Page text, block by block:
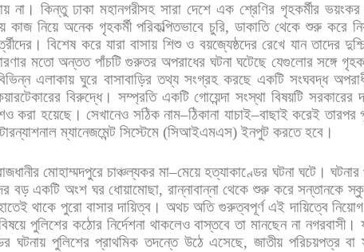
না। কিন্তু ঢাকা মহানগরীসহ সারা দেশে এক শ্রেণির গৃহকর্মীর ভয়ংকর
কাজ নিয়ে অনেক গৃহকর্মী পরিকল্পিতভাবে চুরি,ডাকাতি থেকে শুরু করে
বিশেষ করে যারা বাসায় শিশু ও বয়জ্যেষ্ঠদের রেখে যান তাদের
মতো অন্তত পাঁচটি গুরুতর অপরাধের ঘটনা ঘটেছে যেগুলোর সঙ্গে
এলাকায় ঘুরে বাসাবাড়ির তথ্য সংগ্রহ করছে একটি সংঘবদ্ধ
বিরুদ্ধে। সম্প্রতি একটি গোয়েন্দা সংস্থা বিষয়টি সরকারের
করা হয়েছে। সেখানেও সঠিক নাম–ঠিকানা যাচাই–বাছাই করেই তারপর
ম্যানেজমেন্ট সিস্টেমে (সিআইএমএস)ইনপুট করতে হবে।
মোহাম্মদপুরে চাঞ্চল্যকর মা–মেয়ে হত্যাকাণ্ডের ঘটনা ঘটে। ঘটনার
বড় একটি অংশ ঘর ধোয়ামোছা, রান্নাবান্না থেকে শুরু করে সন্তানকে
থাকে পুরো বাসার দায়িত্ব। অথচ অতি গুরুত্বপূর্ণ এই দায়িত্বে নিয়োগ
পুলিশের কঠোর নির্দেশনা থাকলেও বাস্তবে তা মানছেন না নগরবাসী।
ঘটনায় পুলিশের প্রাথমিক তদন্তে উঠে এসেছে,জাতীয় পরিচয়পত্র বা